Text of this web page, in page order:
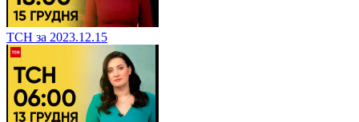
ТСН за 2023.12.15